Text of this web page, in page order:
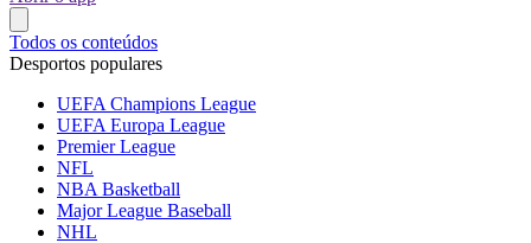
Todos os conteúdos
Desportos populares
UEFA Champions League
UEFA Europa League
Premier League
NFL
NBA Basketball
Major League Baseball
NHL